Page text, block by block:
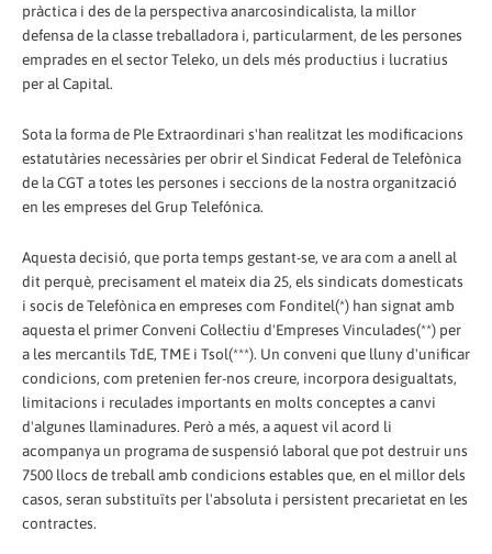
pràctica i des de la perspectiva anarcosindicalista, la millor
defensa de la classe treballadora i, particularment, de les persones
emprades en el sector Teleko, un dels més productius i lucratius
per al Capital.
Sota la forma de Ple Extraordinari s'han realitzat les modificacions
estatutàries necessàries per obrir el Sindicat Federal de Telefònica
de la CGT a totes les persones i seccions de la nostra organització
en les empreses del Grup Telefónica.
Aquesta decisió, que porta temps gestant-se, ve ara com a anell al
dit perquè, precisament el mateix dia 25, els sindicats domesticats
i socis de Telefònica en empreses com Fonditel(*) han signat amb
aquesta el primer Conveni Col·lectiu d'Empreses Vinculades(**) per
a les mercantils TdE, TME i Tsol(***). Un conveni que lluny d'unificar
condicions, com pretenien fer-nos creure, incorpora desigualtats,
limitacions i reculades importants en molts conceptes a canvi
d'algunes llaminadures. Però a més, a aquest vil acord li
acompanya un programa de suspensió laboral que pot destruir uns
7500 llocs de treball amb condicions estables que, en el millor dels
casos, seran substituïts per l'absoluta i persistent precarietat en les
contractes.